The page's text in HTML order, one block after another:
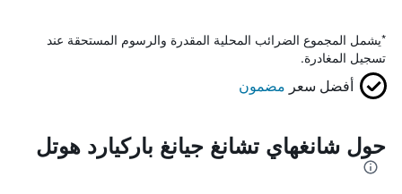
*يشمل المجموع الضرائب المحلية المقدرة والرسوم المستحقة عند
تسجيل المغادرة.
أفضل سعر مضمون
حول شانغهاي تشانغ جيانغ باركيارد هوتل